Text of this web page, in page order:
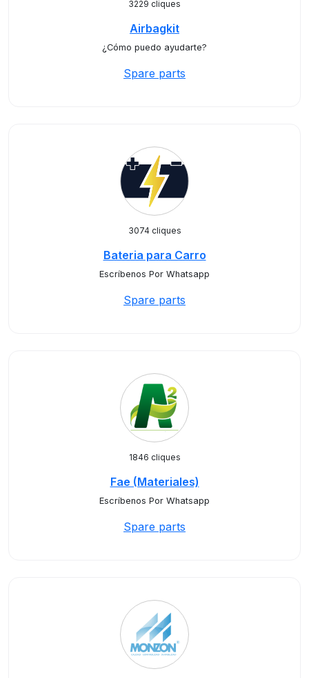
3229 cliques
Airbagkit
¿Cómo puedo ayudarte?
Spare parts
3074 cliques
Bateria para Carro
Escríbenos Por Whatsapp
Spare parts
1846 cliques
Fae (Materiales)
Escríbenos Por Whatsapp
Spare parts